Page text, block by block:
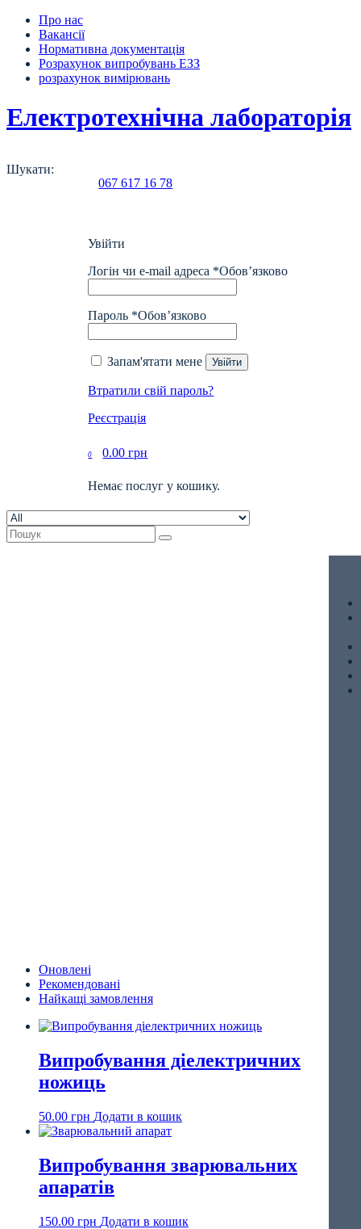
Про нас
Вакансії
Нормативна документація
Розрахунок випробувань ЕЗЗ
розрахунок вимірювань
Електротехнічна лабораторія
067 617 16 78
Увійти
Логін чи e-mail адреса *Обов’язково
Пароль *Обов’язково
Запам'ятати мене Увійти
Втратили свій пароль?
Реєстрація
0 0.00грн
Немає послуг у кошику.
Шукати:
Оновлені
Рекомендовані
Найкащі замовлення
Випробування діелектричних
ножиць
50.00 грн Додати в кошик
Випробування зварювальних
апаратів
150.00 грн Додати в кошик